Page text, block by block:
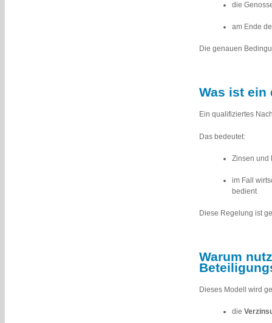
die
am Ende
Die genauen
Was ist ein
Ein qualifiziertes
Das bedeutet:
Zinsen und
im Fall
bedient
Diese Regelung ist
Warum
Dieses Modell wird
die